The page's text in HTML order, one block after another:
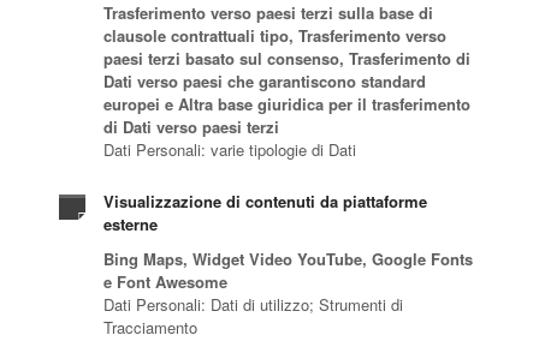
Trasferimento verso paesi terzi sulla base di
clausole contrattuali tipo, Trasferimento verso
paesi terzi basato sul consenso, Trasferimento di
Dati verso paesi che garantiscono standard
europei e Altra base giuridica per il trasferimento
di Dati verso paesi terzi
Dati Personali: varie tipologie di Dati
Visualizzazione di contenuti da piattaforme
esterne
Bing Maps, Widget Video YouTube, Google Fonts
e Font Awesome
Dati Personali: Dati di utilizzo; Strumenti di
Tracciamento